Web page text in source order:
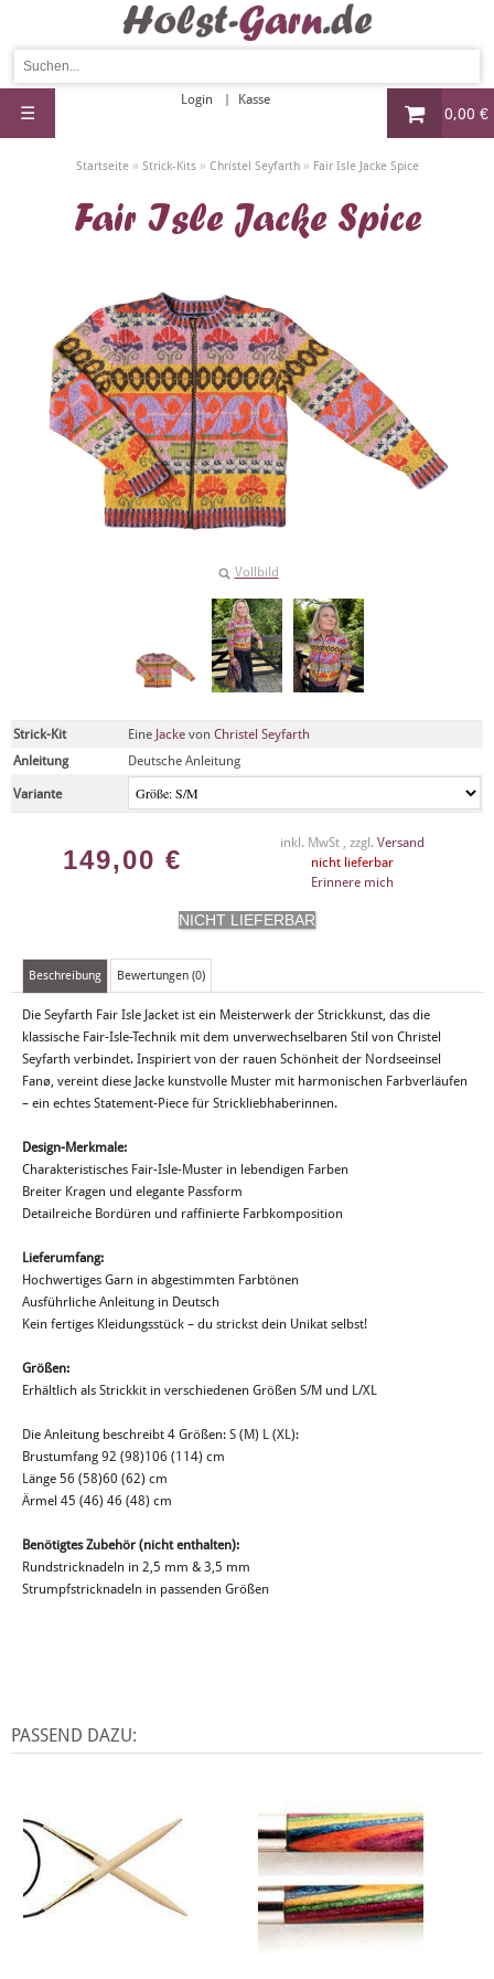
0,00 €
Login Kasse
☰
Startseite» Strick-Kits» Christel Seyfarth» Fair Isle Jacke Spice
Fair Isle Jacke Spice
Vollbild
Strick-Kit Eine Jacke von Christel Seyfarth
Anleitung
Deutsche Anleitung
Variante
149,00 €
inkl. MwSt , zzgl. Versand
nicht lieferbar
Erinnere mich
Beschreibung Bewertungen (0)
Die Seyfarth Fair Isle Jacket ist ein Meisterwerk der Strickkunst, das die
klassische Fair-Isle-Technik mit dem unverwechselbaren Stil von Christel
Seyfarth verbindet. Inspiriert von der rauen Schönheit der Nordseeinsel
Fanø, vereint diese Jacke kunstvolle Muster mit harmonischen Farbverläufen
– ein echtes Statement-Piece für Strickliebhaberinnen.
Design-Merkmale:
Charakteristisches Fair-Isle-Muster in lebendigen Farben
Breiter Kragen und elegante Passform
Detailreiche Bordüren und raffinierte Farbkomposition
Lieferumfang:
Hochwertiges Garn in abgestimmten Farbtönen
Ausführliche Anleitung in Deutsch
Kein fertiges Kleidungsstück – du strickst dein Unikat selbst!
Größen:
Erhältlich als Strickkit in verschiedenen Größen S/M und L/XL
Die Anleitung beschreibt 4 Größen: S (M) L (XL):
Brustumfang 92 (98)106 (114) cm
Länge 56 (58)60 (62) cm
Ärmel 45 (46) 46 (48) cm
Benötigtes Zubehör (nicht enthalten):
Rundstricknadeln in 2,5 mm & 3,5 mm
Strumpfstricknadeln in passenden Größen
PASSEND DAZU: